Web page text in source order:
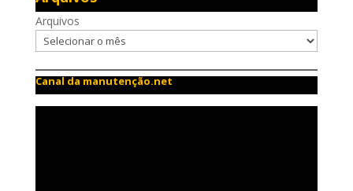
Arquivos
Canal da manutenção.net